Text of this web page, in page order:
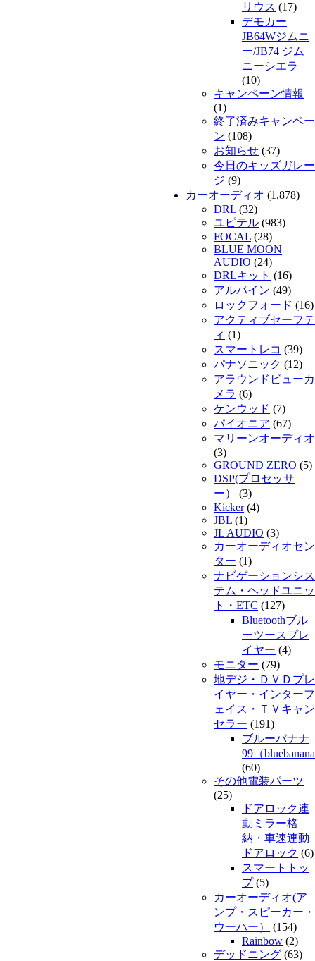
リウス (17)
デモカー
JB64Wジムニ
ー/JB74 ジム
ニーシエラ
(10)
キャンペーン情報
(1)
終了済みキャンペー
ン (108)
お知らせ (37)
今日のキッズガレー
ジ (9)
カーオーディオ (1,878)
DRL (32)
ユピテル (983)
FOCAL (28)
BLUE MOON
AUDIO (24)
DRLキット (16)
アルパイン (49)
ロックフォード (16)
アクティブセーフテ
ィ (1)
スマートレコ (39)
パナソニック (12)
アラウンドビューカ
メラ (6)
ケンウッド (7)
パイオニア (67)
マリーンオーディオ
(3)
GROUND ZERO (5)
DSP(プロセッサ
ー）
(3)
Kicker(4)
JBL (1)
JL AUDIO (3)
カーオーディオセン
ター (1)
ナビゲーションシス
テム・ヘッドユニッ
ト・ETC (127)
Bluetoothブル
ーツースプレ
イヤー (4)
モニター (79)
地デジ・ＤＶＤプレ
イヤー・インターフ
ェイス・ＴＶキャン
セラー (191)
ブルーバナナ
99（
(60)
その他電装パーツ
(25)
ドアロック連
動ミラー格
納・車速連動
ドアロック (6)
スマートトッ
プ(5)
カーオーディオ(ア
ンプ・スピーカー・
ウーハー）
(154)
Rainbow (2)
デッドニング (63)